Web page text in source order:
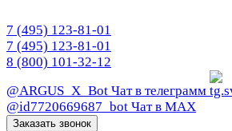
7 (495) 123-81-01
7 (495) 123-81-01
8 (800) 101-32-12
@ARGUS_X_Bot Чат в телеграмм
@id7720669687_bot Чат в МАХ
Заказать звонок